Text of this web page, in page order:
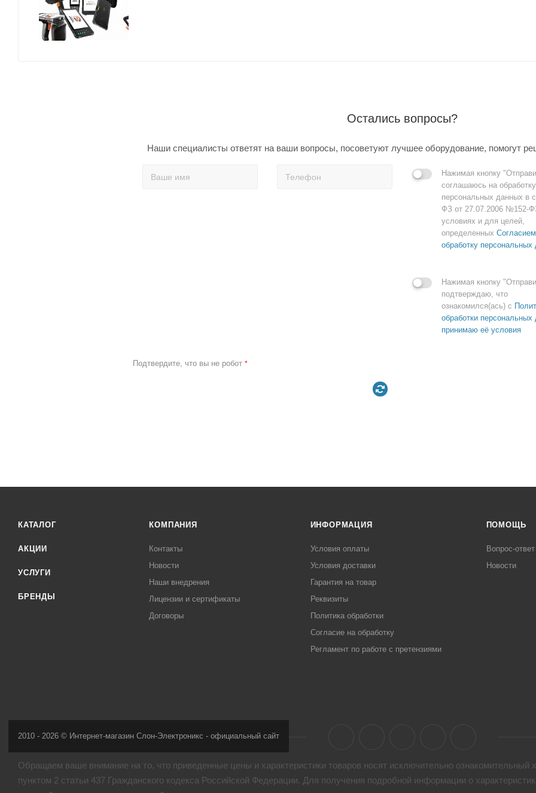
Остались вопросы?
Наши специалисты ответят на ваши вопросы, посоветуют лучшее оборудование, помогут
Нажимая кнопку
соглашаюсь на
персональных данных в
ФЗ от 27.07.2006 №152-
условиях и для целей,
определенных
обработку персональных
Нажимая кнопку
подтверждаю, что
ознакомился(ась) с
обработки персональных
принимаю её условия
Подтвердите, что вы не робот *
КАТАЛОГ
АКЦИИ
УСЛУГИ
БРЕНДЫ
КОМПАНИЯ
Контакты
Новости
Наши внедрения
Лицензии и сертификаты
Договоры
ИНФОРМАЦИЯ
Условия оплаты
Условия доставки
Гарантия на товар
Реквизиты
Политика обработки
Согласие на обработку
Регламент по работе с претензиями
ПОМОЩЬ
Вопрос-ответ
Новости
2010 - 2026 © Интернет-магазин Слон-Электроникс - официальный сайт
Обращаем ваше внимание на то, что приведенные цены и характеристики товaров носят исключительно ознакомительный
пунктом 2 статьи 437 Гражданского кодекса Российской Федерации. Для получения подробной информации о